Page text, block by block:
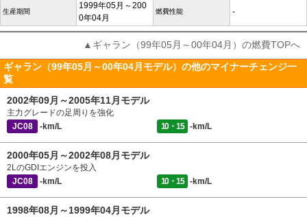
生産期間
1999年05月～200
0年04月
燃費性能 -
▲ギャラン（99年05月～00年04月）の燃費TOPへ
ギャラン（99年05月～00年04月モデル）の他のマイナーチェンジ一
覧
2002年09月～2005年11月モデル
主力グレードの足周りを強化
JC08
-km/L 10・15 -km/L
2000年05月～2002年08月モデル
2LのGDIエンジンを投入
JC08
-km/L 10・15 -km/L
1998年08月～1999年04月モデル